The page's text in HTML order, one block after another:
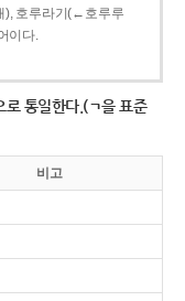
호루라기(←호루루
이다.
으로 통일한다.(ㄱ을 표준
비고